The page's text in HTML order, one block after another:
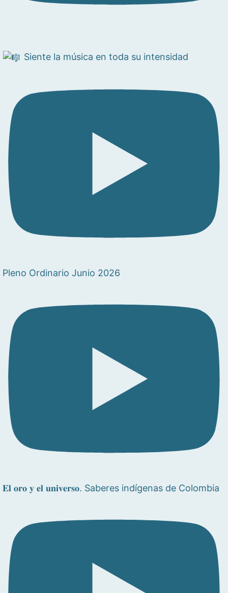
Siente la música en toda su intensidad
Pleno Ordinario Junio 2026
𝐄𝐥 𝐨𝐫𝐨 𝐲 𝐞𝐥 𝐮𝐧𝐢𝐯𝐞𝐫𝐬𝐨. Saberes indígenas de Colombia